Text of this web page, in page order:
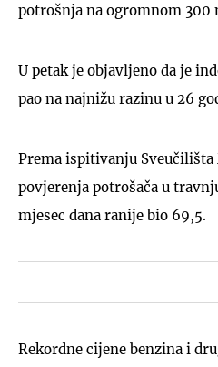
potrošnja na ogromnom
U petak je objavljeno da je
pao na najnižu razinu u 26
Prema ispitivanju
povjerenja potrošača u
mjesec dana ranije bio 69,5.
Rekordne cijene benzina i